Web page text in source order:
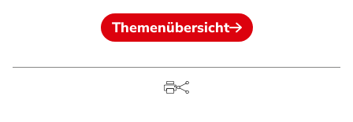
Themenübersicht